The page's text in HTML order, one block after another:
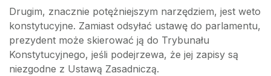
Drugim, znacznie potężniejszym narzędziem, jest weto
konstytucyjne. Zamiast odsyłać ustawę do parlamentu,
prezydent może skierować ją do Trybunału
Konstytucyjnego, jeśli podejrzewa, że jej zapisy są
niezgodne z Ustawą Zasadniczą.